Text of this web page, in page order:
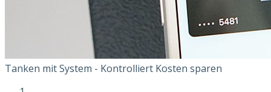
Tanken mit System - Kontrolliert Kosten sparen